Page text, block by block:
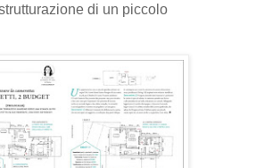
di un piccolo